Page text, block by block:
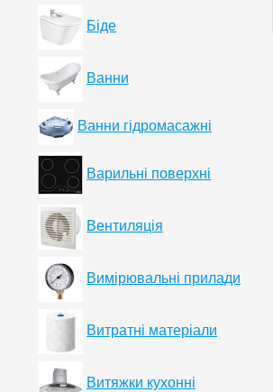
Біде
Ванни
Ванни гідромасажні
Варильні поверхні
Вентиляція
Вимірювальні прилади
Витратні матеріали
Витяжки кухонні